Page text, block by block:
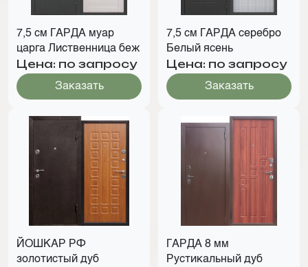
7,5 см ГАРДА муар
царга Лиственница беж
Цена: по запросу
Заказать
7,5 см ГАРДА серебро
Белый ясень
Цена: по запросу
Заказать
ЙОШКАР РФ
золотистый дуб
ГАРДА 8 мм
Рустикальный дуб